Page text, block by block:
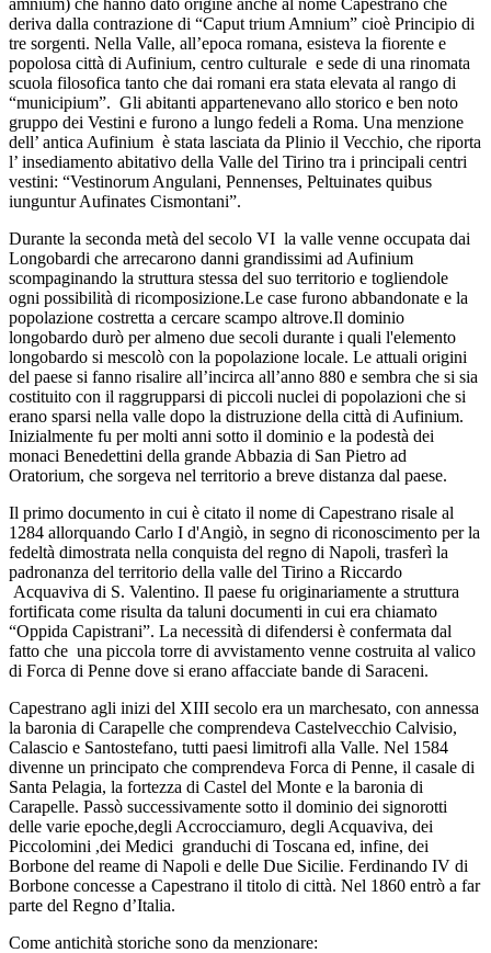
deriva dalla contrazione di “Caput trium Amnium” cioè Principio di
tre sorgenti. Nella Valle, all’epoca romana, esisteva la fiorente e
popolosa città di Aufinium, centro culturale e sede di una rinomata
scuola filosofica tanto che dai romani era stata elevata al rango di
“municipium”. Gli abitanti appartenevano allo storico e ben noto
gruppo dei Vestini e furono a lungo fedeli a Roma. Una menzione
dell’ antica Aufinium è stata lasciata da Plinio il Vecchio, che riporta
l’ insediamento abitativo della Valle del Tirino tra i principali centri
vestini: “Vestinorum Angulani, Pennenses, Peltuinates quibus
iunguntur Aufinates Cismontani”.
Durante la seconda metà del secolo VI la valle venne occupata dai
Longobardi che arrecarono danni grandissimi ad Aufinium
scompaginando la struttura stessa del suo territorio e togliendole
ogni possibilità di ricomposizione.Le case furono abbandonate e la
popolazione costretta a cercare scampo altrove.Il dominio
longobardo durò per almeno due secoli durante i quali l'elemento
longobardo si mescolò con la popolazione locale. Le attuali origini
del paese si fanno risalire all’incirca all’anno 880 e sembra che si sia
costituito con il raggrupparsi di piccoli nuclei di popolazioni che si
erano sparsi nella valle dopo la distruzione della città di Aufinium.
Inizialmente fu per molti anni sotto il dominio e la podestà dei
monaci Benedettini della grande Abbazia di San Pietro ad
Oratorium, che sorgeva nel territorio a breve distanza dal paese.
Il primo documento in cui è citato il nome di Capestrano risale al
1284 allorquando Carlo I d'Angiò, in segno di riconoscimento per la
fedeltà dimostrata nella conquista del regno di Napoli, trasferì la
padronanza del territorio della valle del Tirino a Riccardo
Acquaviva di S. Valentino. Il paese fu originariamente a struttura
fortificata come risulta da taluni documenti in cui era chiamato
“Oppida Capistrani”. La necessità di difendersi è confermata dal
fatto che una piccola torre di avvistamento venne costruita al valico
di Forca di Penne dove si erano affacciate bande di Saraceni.
Capestrano agli inizi del XIII secolo era un marchesato, con annessa
la baronia di Carapelle che comprendeva Castelvecchio Calvisio,
Calascio e Santostefano, tutti paesi limitrofi alla Valle. Nel 1584
divenne un principato che comprendeva Forca di Penne, il casale di
Santa Pelagia, la fortezza di Castel del Monte e la baronia di
Carapelle. Passò successivamente sotto il dominio dei signorotti
delle varie epoche,degli Accrocciamuro, degli Acquaviva, dei
Piccolomini ,dei Medici granduchi di Toscana ed, infine, dei
Borbone del reame di Napoli e delle Due Sicilie. Ferdinando IV di
Borbone concesse a Capestrano il titolo di città. Nel 1860 entrò a far
parte del Regno d’Italia.
Come antichità storiche sono da menzionare: